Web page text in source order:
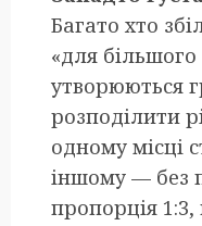
Багато хто
«для більшого
утворюються
розподілити
одному місці
іншому — без
пропорція